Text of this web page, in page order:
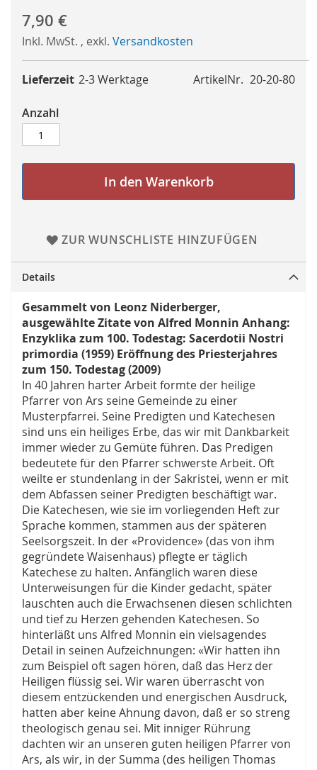
7,90 €
Inkl. MwSt. , exkl. Versandkosten
ArtikelNr. 20-20-80
Lieferzeit 2-3 Werktage
Anzahl
In den Warenkorb
ZUR WUNSCHLISTE HINZUFÜGEN
Details
Gesammelt von Leonz Niderberger,
ausgewählte Zitate von Alfred Monnin Anhang:
Enzyklika zum 100. Todestag: Sacerdotii Nostri
primordia (1959) Eröffnung des Priesterjahres
zum 150. Todestag (2009)
In 40 Jahren harter Arbeit formte der heilige
Pfarrer von Ars seine Gemeinde zu einer
Musterpfarrei. Seine Predigten und Katechesen
sind uns ein heiliges Erbe, das wir mit Dankbarkeit
immer wieder zu Gemüte führen. Das Predigen
bedeutete für den Pfarrer schwerste Arbeit. Oft
weilte er stundenlang in der Sakristei, wenn er mit
dem Abfassen seiner Predigten beschäftigt war.
Die Katechesen, wie sie im vorliegenden Heft zur
Sprache kommen, stammen aus der späteren
Seelsorgszeit. In der «Providence» (das von ihm
gegründete Waisenhaus) pflegte er täglich
Katechese zu halten. Anfänglich waren diese
Unterweisungen für die Kinder gedacht, später
lauschten auch die Erwachsenen diesen schlichten
und tief zu Herzen gehenden Katechesen. So
hinterläßt uns Alfred Monnin ein vielsagendes
Detail in seinen Aufzeichnungen: «Wir hatten ihn
zum Beispiel oft sagen hören, daß das Herz der
Heiligen flüssig sei. Wir waren überrascht von
diesem entzückenden und energischen Ausdruck,
hatten aber keine Ahnung davon, daß er so streng
theologisch genau sei. Mit inniger Rührung
dachten wir an unseren guten heiligen Pfarrer von
Ars, als wir, in der Summa (des heiligen Thomas